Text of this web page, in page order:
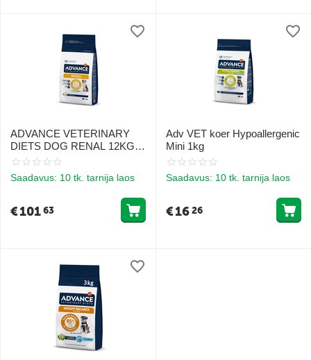
ADVANCE VETERINARY
DIETS DOG RENAL 12KG -
KONSERV KOERTELE
HÄIRETE KORRAL
Saadavus: 10 tk. tarnija laos
€10163
Adv VET koer Hypoallergenic
Mini 1kg
Saadavus: 10 tk. tarnija laos
€1626